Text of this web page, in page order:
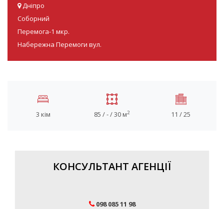
Дніпро
Соборний
Перемога-1 мкр.
Набережна Перемоги вул.
3 кім 85 / - / 30 м2 11 / 25
КОНСУЛЬТАНТ АГЕНЦІЇ
098 085 11 98